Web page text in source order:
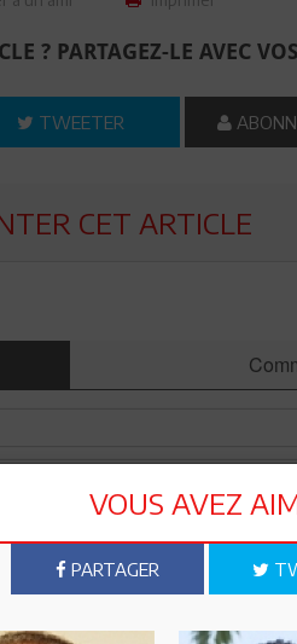
? PARTAGEZ-LE AVEC
TWEETER
CET ARTICLE
VOUS AVEZ
PARTAGER